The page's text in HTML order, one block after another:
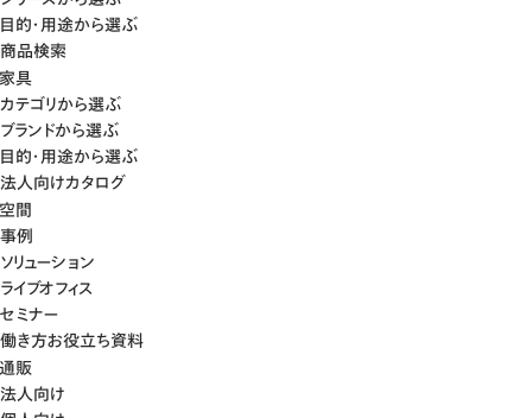
目的・用途から選ぶ
商品検索
家具
カテゴリから選ぶ
ブランドから選ぶ
目的・用途から選ぶ
法人向けカタログ
空間
事例
ソリューション
ライブオフィス
セミナー
働き方お役立ち資料
通販
法人向け